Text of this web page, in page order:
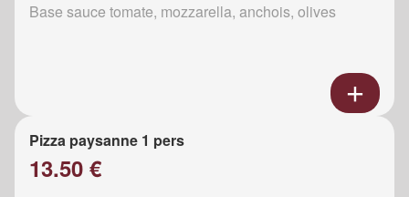
Base sauce tomate, mozzarella, anchois, olives
Pizza paysanne 1 pers
13.50 €